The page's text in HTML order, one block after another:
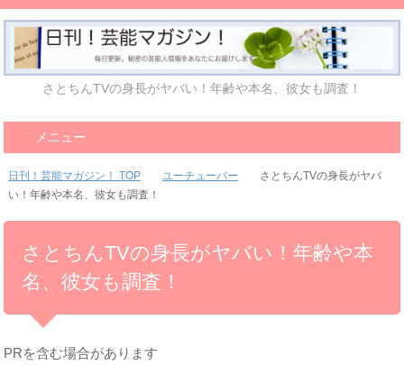
さとちんTVの身長がヤバい！年齢や本名、彼女も調査！
メニュー
日刊！芸能マガジン！ TOP ユーチューバー
さとちんTVの身長がヤバ
い！年齢や本名、彼女も調査！
さとちんTVの身長がヤバい！年齢や本
名、彼女も調査！
PRを含む場合があります